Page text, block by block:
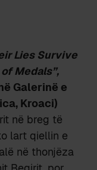
Lies Survive
Medals”,
Galerinë e
Kroaci)
në breg të
lart qiellin e
në thonjëza